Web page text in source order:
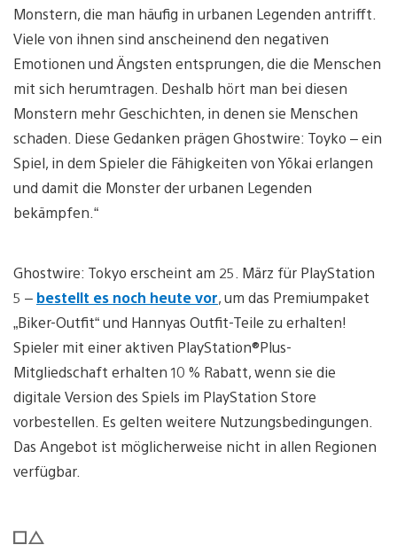
Monstern, die man häufig in urbanen Legenden antrifft.
Viele von ihnen sind anscheinend den negativen
Emotionen und Ängsten entsprungen, die die Menschen
mit sich herumtragen. Deshalb hört man bei diesen
Monstern mehr Geschichten, in denen sie Menschen
schaden. Diese Gedanken prägen Ghostwire: Toyko – ein
Spiel, in dem Spieler die Fähigkeiten von Yōkai erlangen
und damit die Monster der urbanen Legenden
bekämpfen.“
Ghostwire: Tokyo erscheint am 25. März für PlayStation
5 – bestellt es noch heute vor, um das Premiumpaket
„Biker-Outfit“ und Hannyas Outfit-Teile zu erhalten!
Spieler mit einer aktiven PlayStation®Plus-
Mitgliedschaft erhalten 10 % Rabatt, wenn sie die
digitale Version des Spiels im PlayStation Store
vorbestellen. Es gelten weitere Nutzungsbedingungen.
Das Angebot ist möglicherweise nicht in allen Regionen
verfügbar.